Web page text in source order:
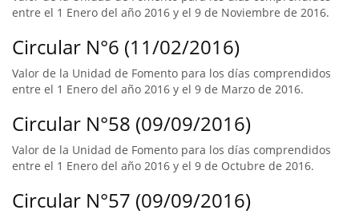
entre el 1 Enero del año 2016 y el 9 de Noviembre de 2016.
Circular N°6 (11/02/2016)
Valor de la Unidad de Fomento para los días comprendidos
entre el 1 Enero del año 2016 y el 9 de Marzo de 2016.
Circular N°58 (09/09/2016)
Valor de la Unidad de Fomento para los días comprendidos
entre el 1 Enero del año 2016 y el 9 de Octubre de 2016.
Circular N°57 (09/09/2016)